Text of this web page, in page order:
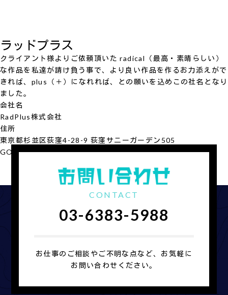
ラッドプラス
クライアント様よりご依頼頂いた radical（最高・素晴らしい）
な作品を私達が請け負う事で、より良い作品を作るお力添えがで
きれば、plus（＋）になれれば、との願いを込めこの社名となり
ました。
会社名
RadPlus株式会社
住所
東京都杉並区荻窪4-28-9 荻窪サニーガーデン505
GOOGLE MAP
会社概要を見る
CONTACT
03-6383-5988
お仕事のご相談やご不明な点など、お気軽に
お問い合わせください。